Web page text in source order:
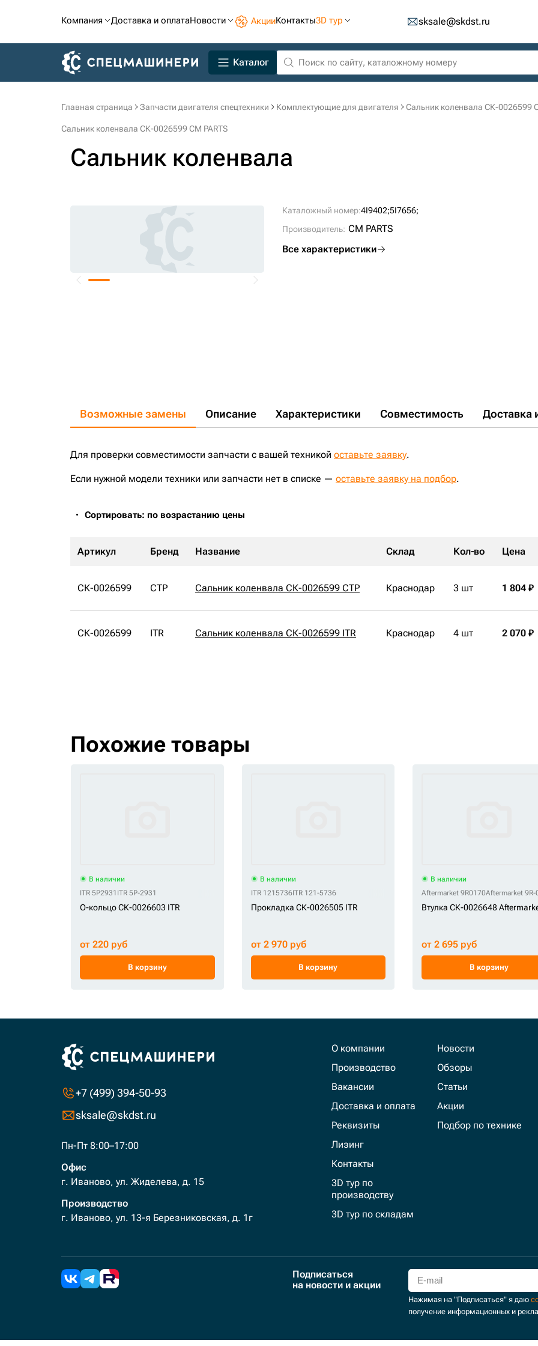
Компания Доставка и оплатаНовости АкцииКонтакты3D тур sksale@skdst.ru
Каталог
Главная страница Запчасти двигателя спецтехники Комплектующие для двигателя Сальник коленвала СК-0026599
Сальник коленвала СК-0026599 CM PARTS
Сальник коленвала
Каталожный номер:4I9402;5I7656;
Производитель: CM PARTS
Все характеристики
Возможные замены Описание Характеристики Совместимость Доставка
Для проверки совместимости запчасти с вашей техникой оставьте заявку.
Если нужной модели техники или запчасти нет в списке — оставьте заявку на подбор.
Сортировать: по возрастанию цены
Артикул Бренд Название Склад Кол-во Цена
СК-0026599 CTP Сальник коленвала СК-0026599 CTP Краснодар 3 шт 1 804 ₽
СК-0026599 ITR Сальник коленвала СК-0026599 ITR Краснодар 4 шт 2 070 ₽
Похожие товары
В наличии
ITR 5P2931 ITR 5P-2931
О-кольцо СК-0026603 ITR
от 220 руб
В корзину
В наличии
ITR 1215736ITR 121-5736
Прокладка СК-0026505 ITR
от 2 970 руб
В корзину
В наличии
Aftermarket 9R0170Aftermarket 9R-
Втулка СК-0026648
от 2 695 руб
В корзину
+7 (499) 394-50-93
sksale@skdst.ru
Пн-Пт 8:00–17:00
Офис
г. Иваново, ул. Жиделева, д. 15
Производство
г. Иваново, ул. 13-я Березниковская, д. 1г
О компании
Производство
Вакансии
Доставка и оплата
Реквизиты
Лизинг
Контакты
3D тур по
производству
3D тур по складам
Новости
Обзоры
Статьи
Акции
Подбор по технике
Подписаться
на новости и акции
Нажимая на "Подписаться" я даю
получение информационных и